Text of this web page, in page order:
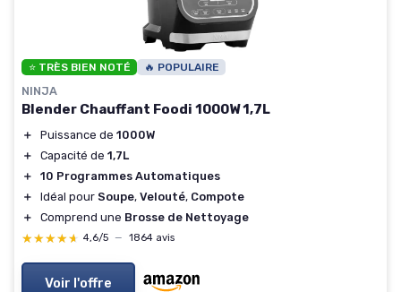
⭐ TRÈS BIEN NOTÉ 🔥 POPULAIRE
NINJA
Blender Chauffant Foodi 1000W 1,7L
＋ Puissance de 1000W
＋
Capacité de 1,7L
＋
10 Programmes Automatiques
＋
Idéal pour Soupe, Velouté, Compote
＋
Comprend une Brosse de Nettoyage
★★★★★
★★★★★ 4,6/5 — 1864 avis
Voir l'offre